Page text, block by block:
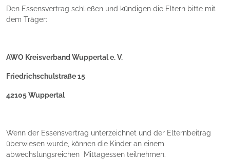
Den Essensvertrag schließen und kündigen die Eltern bitte mit
dem Träger:
AWO Kreisverband Wuppertal e. V.
Friedrichschulstraße 15
42105 Wuppertal
Wenn der Essensvertrag unterzeichnet und der Elternbeitrag
überwiesen wurde, können die Kinder an einem
abwechslungsreichen Mittagessen teilnehmen.